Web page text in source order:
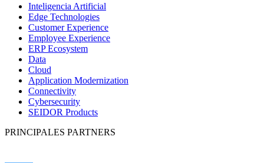
Inteligencia Artificial
Edge Technologies
Customer Experience
Employee Experience
ERP Ecosystem
Data
Cloud
Application Modernization
Connectivity
Cybersecurity
SEIDOR Products
PRINCIPALES PARTNERS